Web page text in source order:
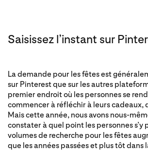
Saisissez l’instant sur
La demande pour les fêtes est
sur Pinterest que sur les autres
premier endroit où les personnes se
commencer à réfléchir à leurs cadeaux,
Mais cette année, nous avons nous-
constater à quel point les personnes s’y
volumes de recherche pour les fêtes
que les années passées et plus tôt dans